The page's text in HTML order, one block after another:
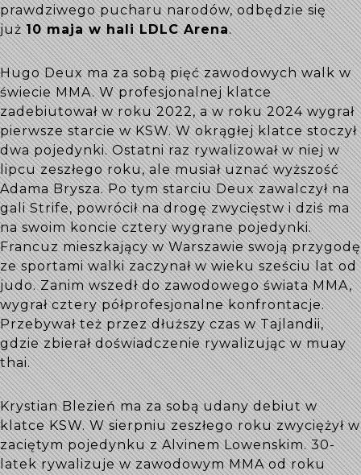
prawdziwego pucharu narodów, odbędzie się
już10 maja w hali LDLC Arena.
Hugo Deux ma za sobą pięć zawodowych walk w
świecie MMA. W profesjonalnej klatce
zadebiutował w roku 2022, a w roku 2024 wygrał
pierwsze starcie w KSW. W okrągłej klatce stoczył
dwa pojedynki. Ostatni raz rywalizował w niej w
lipcu zeszłego roku, ale musiał uznać wyższość
Adama Brysza. Po tym starciu Deux zawalczył na
gali Strife, powrócił na drogę zwycięstw i dziś ma
na swoim koncie cztery wygrane pojedynki.
Francuz mieszkający w Warszawie swoją przygodę
ze sportami walki zaczynał w wieku sześciu lat od
judo. Zanim wszedł do zawodowego świata MMA,
wygrał cztery półprofesjonalne konfrontacje.
Przebywał też przez dłuższy czas w Tajlandii,
gdzie zbierał doświadczenie rywalizując w muay
thai.
Krystian Blezień ma za sobą udany debiut w
klatce KSW. W sierpniu zeszłego roku zwyciężył w
zaciętym pojedynku z Alvinem Lowenskim. 30-
latek rywalizuje w zawodowym MMA od roku